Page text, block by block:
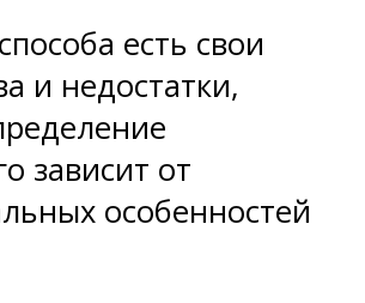
есть свои
и недостатки,
зависит от
особенностей